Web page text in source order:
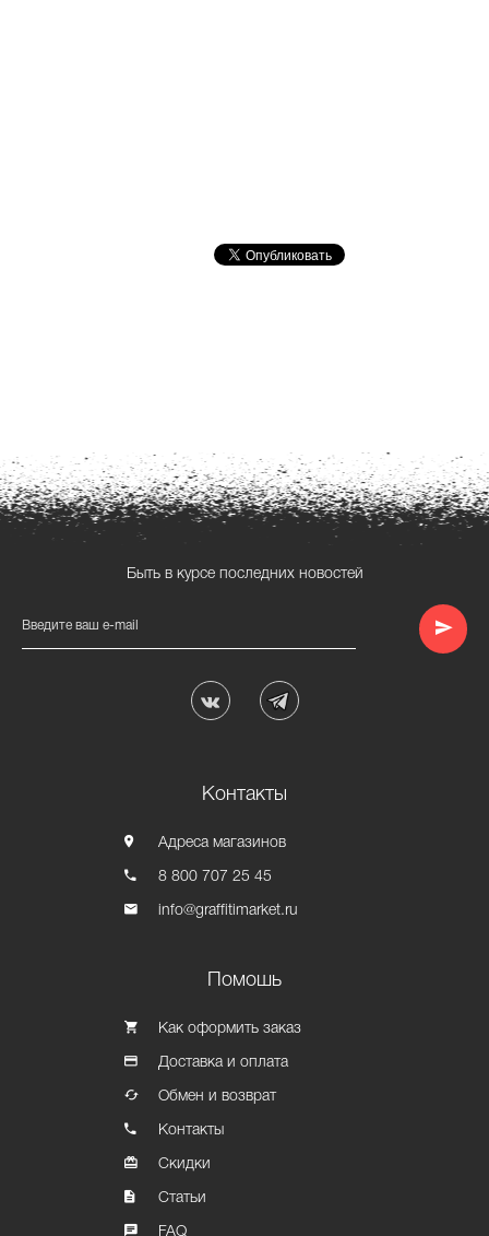
Быть в курсе последних новостей
Введите ваш e-mail
Контакты
Адреса магазинов
8 800 707 25 45
info@graffitimarket.ru
Помошь
Как оформить заказ
Доставка и оплата
Обмен и возврат
Контакты
Скидки
Статьи
FAQ